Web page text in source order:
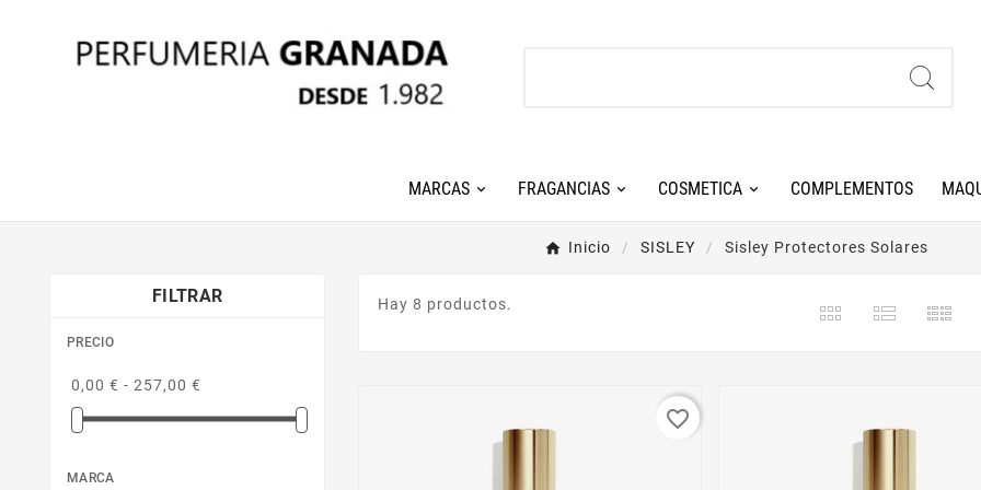
MARCAS FRAGANCIAS COSMETICA COMPLEMENTOS
Inicio SISLEY Sisley Protectores Solares
FILTRAR
PRECIO
0,00 € - 257,00 €
MARCA
Hay 8 productos.
-35%
favorite_border